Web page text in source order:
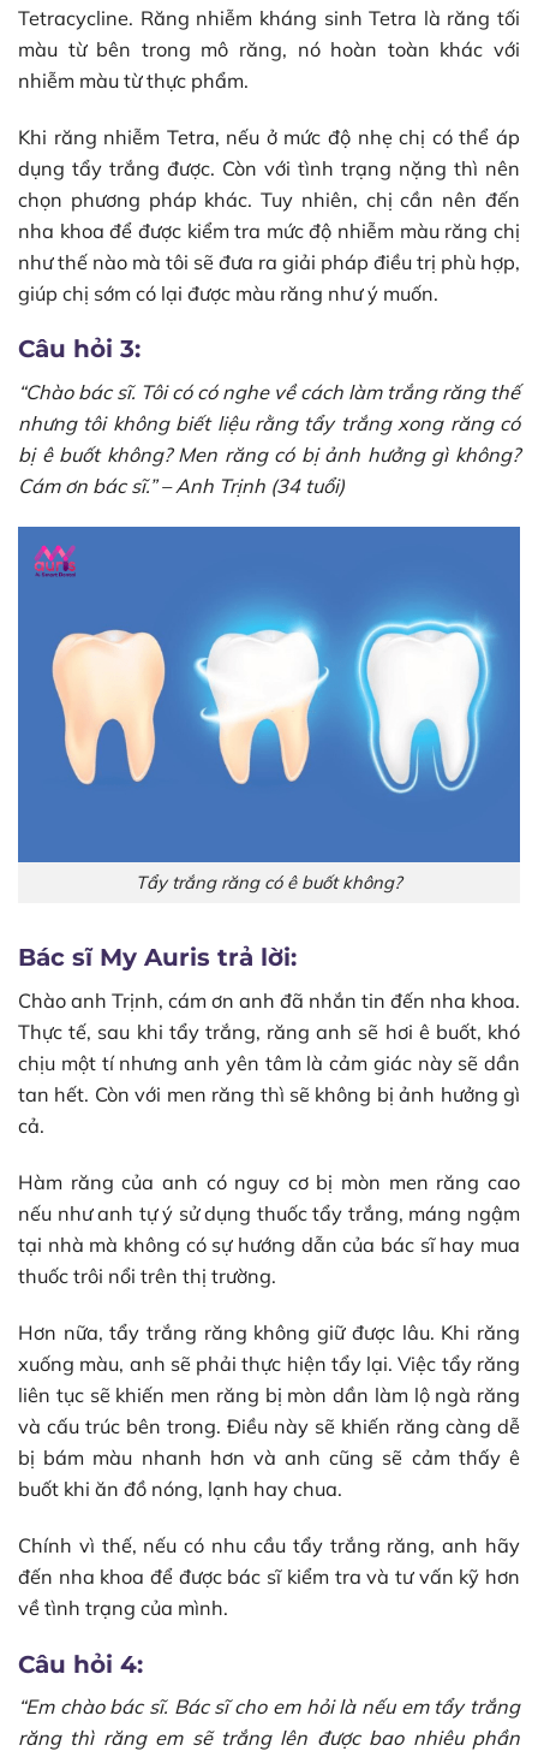
Tetracycline. Răng nhiễm kháng sinh Tetra là răng tối
màu từ bên trong mô răng, nó hoàn toàn khác với
nhiễm màu từ thực phẩm.
Khi răng nhiễm Tetra, nếu ở mức độ nhẹ chị có thể áp
dụng tẩy trắng được. Còn với tình trạng nặng thì nên
chọn phương pháp khác. Tuy nhiên, chị cần nên đến
nha khoa để được kiểm tra mức độ nhiễm màu răng chị
như thế nào mà tôi sẽ đưa ra giải pháp điều trị phù hợp,
giúp chị sớm có lại được màu răng như ý muốn.
Câu hỏi 3:
“Chào bác sĩ. Tôi có có nghe về cách làm trắng răng thế
nhưng tôi không biết liệu rằng tẩy trắng xong răng có
bị ê buốt không? Men răng có bị ảnh hưởng gì không?
Cám ơn bác sĩ.” – Anh Trịnh (34 tuổi)
Tẩy trắng răng có ê buốt không?
Bác sĩ My Auris trả lời:
Chào anh Trịnh, cám ơn anh đã nhắn tin đến nha khoa.
Thực tế, sau khi tẩy trắng, răng anh sẽ hơi ê buốt, khó
chịu một tí nhưng anh yên tâm là cảm giác này sẽ dần
tan hết. Còn với men răng thì sẽ không bị ảnh hưởng gì
cả.
Hàm răng của anh có nguy cơ bị mòn men răng cao
nếu như anh tự ý sử dụng thuốc tẩy trắng, máng ngậm
tại nhà mà không có sự hướng dẫn của bác sĩ hay mua
thuốc trôi nổi trên thị trường.
Hơn nữa, tẩy trắng răng không giữ được lâu. Khi răng
xuống màu, anh sẽ phải thực hiện tẩy lại. Việc tẩy răng
liên tục sẽ khiến men răng bị mòn dần làm lộ ngà răng
và cấu trúc bên trong. Điều này sẽ khiến răng càng dễ
bị bám màu nhanh hơn và anh cũng sẽ cảm thấy ê
buốt khi ăn đồ nóng, lạnh hay chua.
Chính vì thế, nếu có nhu cầu tẩy trắng răng, anh hãy
đến nha khoa để được bác sĩ kiểm tra và tư vấn kỹ hơn
về tình trạng của mình.
Câu hỏi 4:
“Em chào bác sĩ. Bác sĩ cho em hỏi là nếu em tẩy trắng
răng thì răng em sẽ trắng lên được bao nhiêu phần